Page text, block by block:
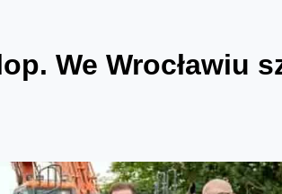
We Wrocławiu